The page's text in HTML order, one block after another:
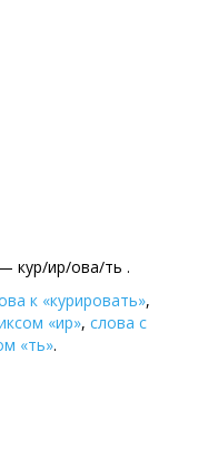
кур/ир/ова/ть .
к «курировать»,
«ир», слова с
«ть».